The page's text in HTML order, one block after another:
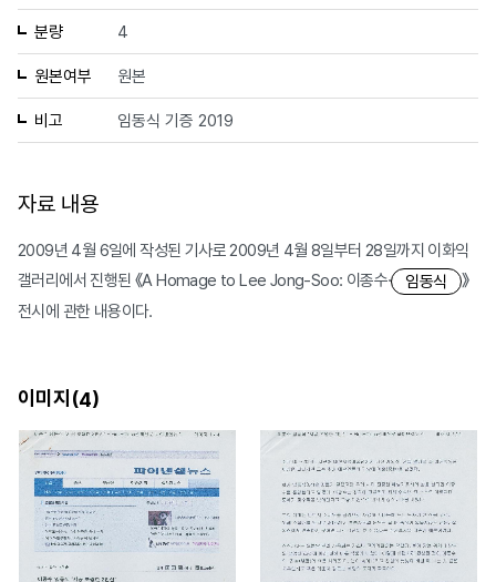
분량 4
원본여부 원본
비고 임동식 기증 2019
자료 내용
2009년 4월 6일에 작성된 기사로 2009년 4월 8일부터 28일까지 이화익
갤러리에서 진행된 《A Homage to Lee Jong-Soo: 이종수·
임동식
》
전시에 관한 내용이다.
이미지(4)